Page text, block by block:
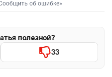
об ошибке»
полезной?
33